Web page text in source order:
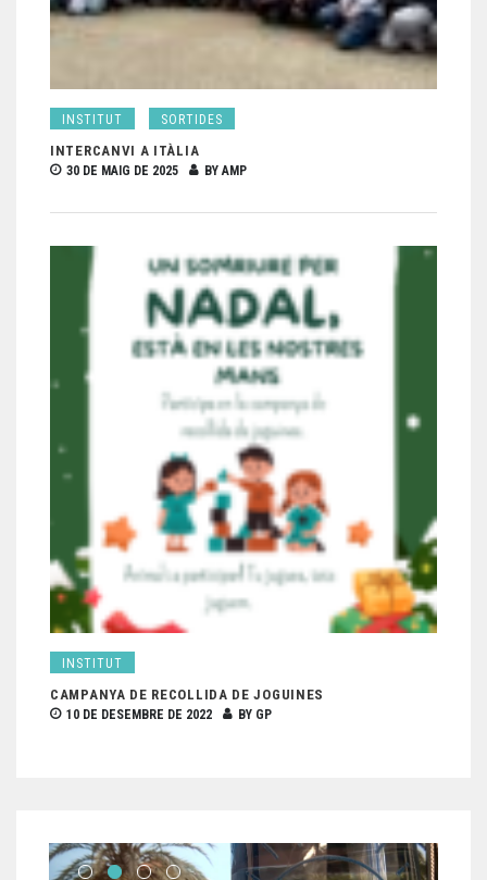
INSTITUT SORTIDES
INTERCANVI A ITÀLIA
30 DE MAIG DE 2025 BYAMP
INSTITUT
CAMPANYA DE RECOLLIDA DE JOGUINES
10 DE DESEMBRE DE 2022 BY GP